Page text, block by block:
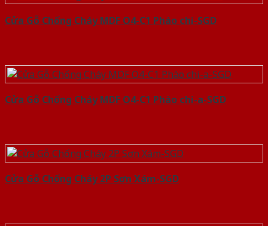
Cửa Gỗ Chống Cháy MDF O4-C1 Phào chi-SGD
Cửa Gỗ Chống Cháy MDF O4-C1 Phào chi-a-SGD
Cửa Gỗ Chống Cháy 2P Sơn Xám-SGD